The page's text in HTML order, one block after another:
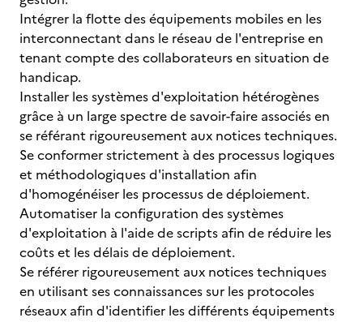
Intégrer la flotte des équipements mobiles en les
interconnectant dans le réseau de l'entreprise en
tenant compte des collaborateurs en situation de
handicap.
Installer les systèmes d'exploitation hétérogènes
grâce à un large spectre de savoir-faire associés en
se référant rigoureusement aux notices techniques.
Se conformer strictement à des processus logiques
et méthodologiques d'installation afin
d'homogénéiser les processus de déploiement.
Automatiser la configuration des systèmes
d'exploitation à l'aide de scripts afin de réduire les
coûts et les délais de déploiement.
Se référer rigoureusement aux notices techniques
en utilisant ses connaissances sur les protocoles
réseaux afin d'identifier les différents équipements